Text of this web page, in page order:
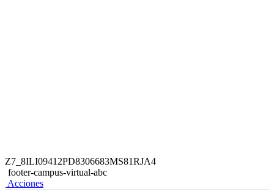
Z7_8ILI09412PD8306683MS81RJA4
footer-campus-virtual-abc
Acciones